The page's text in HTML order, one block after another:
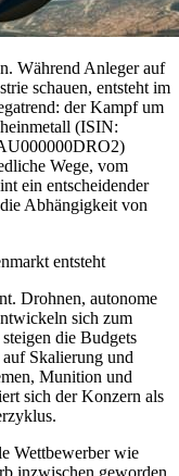
Während Anleger auf
schauen, entsteht im
der Kampf um
(ISIN:
Wege, vom
ein entscheidender
Abhängigkeit von
entsteht
Drohnen, autonome
sich zum
die Budgets
Skalierung und
Munition und
sich der Konzern als
Wettbewerber wie
inzwischen geworden